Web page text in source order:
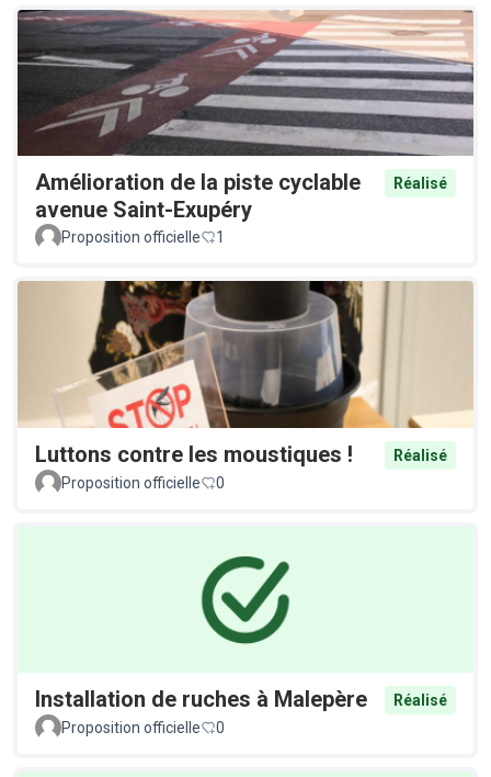
Amélioration de la piste cyclable
avenue Saint-Exupéry
Réalisé
Proposition officielle 1
Luttons contre les moustiques !
Réalisé
Proposition officielle
0
Installation de ruches à Malepère
Réalisé
Proposition officielle
0